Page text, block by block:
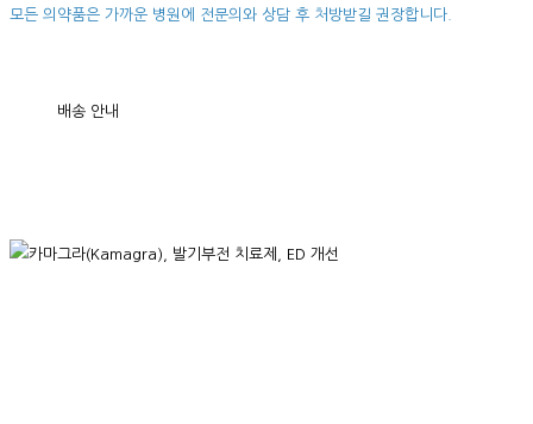
모든 의약품은 가까운 병원에 전문의와 상담 후 처방받길 권장합니다.
배송 안내